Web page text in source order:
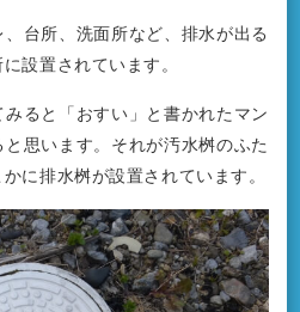
台所、洗面所など、排水が出る
設置されています。
ると「おすい」と書かれたマン
思います。それが汚水桝のふた
に排水桝が設置されています。